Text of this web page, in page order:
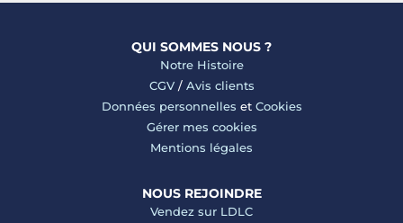
QUI SOMMES NOUS ?
Notre Histoire
CGV/ Avis clients
Données personnelles et Cookies
Gérer mes cookies
Mentions légales
NOUS REJOINDRE
Vendez sur LDLC